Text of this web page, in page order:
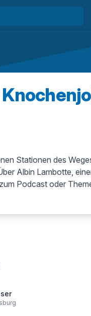
Stationen des
Albin Lambotte,
Podcast oder